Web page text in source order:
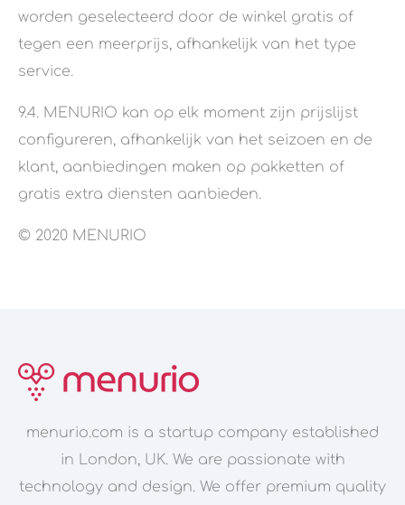
worden geselecteerd door de winkel gratis of
tegen een meerprijs, afhankelijk van het type
service.
9.4. MENURIO kan op elk moment zijn prijslijst
configureren, afhankelijk van het seizoen en de
klant, aanbiedingen maken op pakketten of
gratis extra diensten aanbieden.
© 2020 MENURIO
menurio.com is a startup company established
in London, UK. We are passionate with
technology and design. We offer premium quality